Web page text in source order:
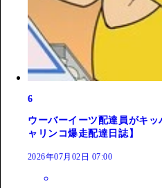
6
ウーバーイーツ配達員がキ
ャリンコ爆走配達日誌】
2026年07月02日 07:00